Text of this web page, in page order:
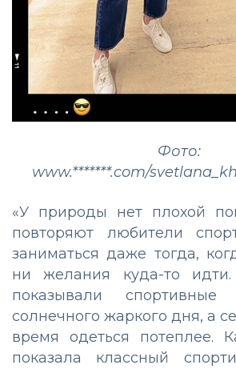
Фото:
www.*******.com/
«У природы нет плохой
повторяют любители
заниматься даже тогда,
ни желания куда-то
показывали
солнечного жаркого дня, а
время одеться потеплее.
показала классный